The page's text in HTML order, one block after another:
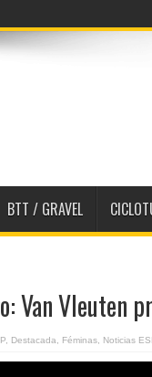
2026
BTT / GRAVEL
Van Vleuten
Destacada Féminas Noticias